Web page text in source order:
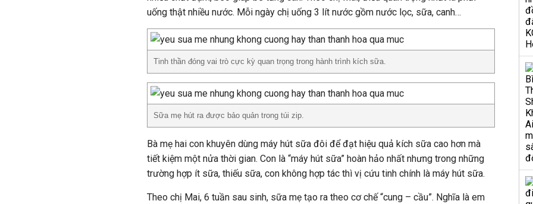
uống thật nhiều nước. Mỗi ngày chị uống 3 lít nước gồm nước lọc, sữa, canh…
Tinh thần đóng vai trò cực kỳ quan trọng trong hành trình kích sữa.
Sữa mẹ hút ra được bảo quản trong túi zip.
Bà mẹ hai con khuyên dùng máy hút sữa đôi để đạt hiệu quả kích sữa cao hơn mà
tiết kiệm một nửa thời gian. Con là “máy hút sữa” hoàn hảo nhất nhưng trong những
trường hợp ít sữa, thiếu sữa, con không hợp tác thì vị cứu tinh chính là máy hút sữa.
Theo chị Mai, 6 tuần sau sinh, sữa mẹ tạo ra theo cơ chế “cung – cầu”. Nghĩa là em